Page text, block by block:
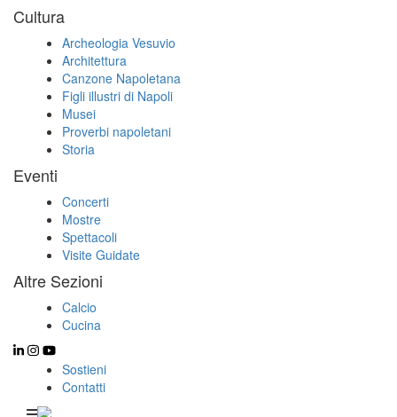
Cultura
Archeologia Vesuvio
Architettura
Canzone Napoletana
Figli illustri di Napoli
Musei
Proverbi napoletani
Storia
Eventi
Concerti
Mostre
Spettacoli
Visite Guidate
Altre Sezioni
Calcio
Cucina
Sostieni
Contatti